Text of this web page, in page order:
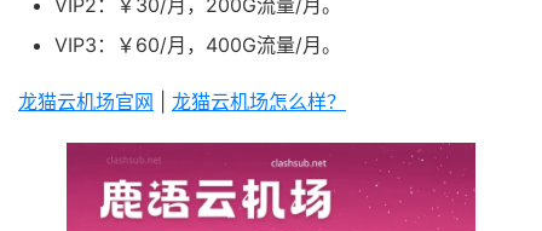
VIP3：￥60/月，400G流量/月。
龙猫云机场官网 龙猫云机场怎么样？